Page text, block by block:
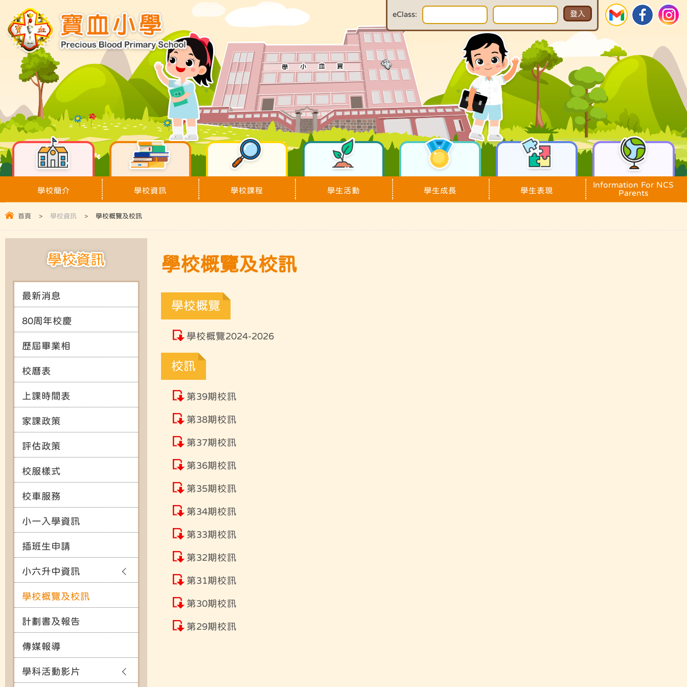
eClass:
學校簡介 學校資訊 學校課程 學生活動 學生成長 學生表現
Information For NCS
Parents
首頁 > 學校資訊 > 學校概覽及校訊
學校概覽及校訊
學校概覽
學校概覽2024-2026
校訊
第39期校訊
第38期校訊
第37期校訊
第36期校訊
第35期校訊
第34期校訊
第33期校訊
第32期校訊
第31期校訊
第30期校訊
第29期校訊
學校資訊
最新消息
80周年校慶
歷屆畢業相
校曆表
上課時間表
家課政策
評估政策
校服樣式
校車服務
小一入學資訊
插班生申請
小六升中資訊
學校概覽及校訊
計劃書及報告
傳媒報導
學科活動影片